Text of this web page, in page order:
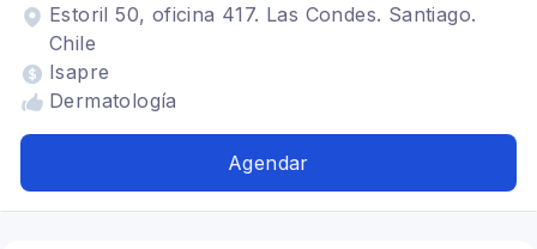
Estoril 50, oficina 417. Las Condes. Santiago.
Chile
Isapre
Dermatología
Agendar